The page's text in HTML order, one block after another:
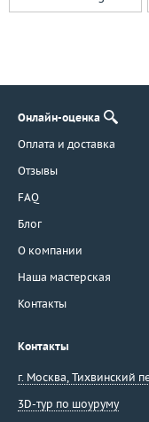
Онлайн-оценка
Оплата и доставка
Отзывы
FAQ
Блог
О компании
Наша мастерская
Контакты
Контакты
г. Москва Тихвинский
3D-тур по шоуруму